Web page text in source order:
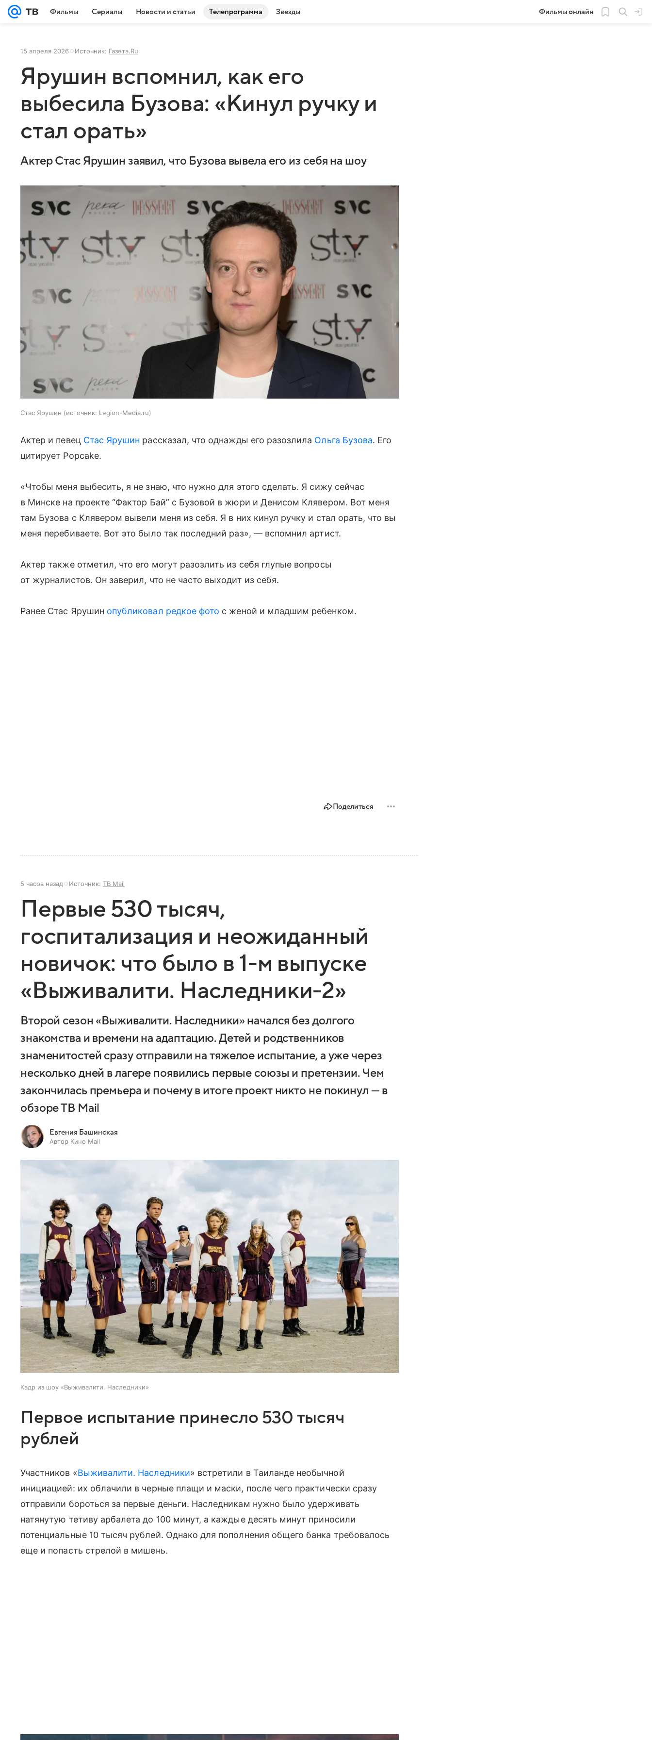
Фильмы Сериалы Новости и статьи Телепрограмма Звезды Фильмы онлайн
15 апреля 2026 Источник: Газета.Ru
Ярушин вспомнил, как его
выбесила Бузова: «Кинул ручку и
стал орать»
Актер Стас Ярушин заявил, что Бузова вывела его из себя на шоу
Стас Ярушин источник: Legion-Media.ru
Актер и певец Стас Ярушин рассказал, что однажды его разозлила Ольга Бузова. Его
цитирует Popcake.
«Чтобы меня выбесить, я не знаю, что нужно для этого сделать. Я сижу сейчас
в Минске на проекте “Фактор Бай” с Бузовой в жюри и Денисом Клявером. Вот меня
там Бузова с Клявером вывели меня из себя. Я в них кинул ручку и стал орать, что вы
меня перебиваете. Вот это было так последний раз», — вспомнил артист.
Актер также отметил, что его могут разозлить из себя глупые вопросы
от журналистов. Он заверил, что не часто выходит из себя.
Ранее Стас Ярушин опубликовал редкое фото с женой и младшим ребенком.
Поделиться
5 часов назад Источник: ТВ Mail
Первые 530 тысяч,
госпитализация и неожиданный
новичок: что было в 1-м выпуске
«Выживалити. Наследники-2»
Второй сезон «Выживалити. Наследники» начался без долгого
знакомства и времени на адаптацию. Детей и родственников
знаменитостей сразу отправили на тяжелое испытание, а уже через
несколько дней в лагере появились первые союзы и претензии. Чем
закончилась премьера и почему в итоге проект никто не покинул — в
обзоре ТВ Mail
Евгения Башинская
Автор Кино Mail
Кадр из шоу «Выживалити. Наследники»
Первое испытание принесло 530 тысяч
рублей
Участников «Выживалити. Наследники» встретили в Таиланде необычной
инициацией: их облачили в черные плащи и маски, после чего практически сразу
отправили бороться за первые деньги. Наследникам нужно было удерживать
натянутую тетиву арбалета до 100 минут, а каждые десять минут приносили
потенциальные 10 тысяч рублей. Однако для пополнения общего банка требовалось
еще и попасть стрелой в мишень.